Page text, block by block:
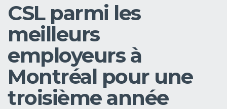
CSL parmi les
meilleurs
employeurs à
Montréal pour une
troisième année